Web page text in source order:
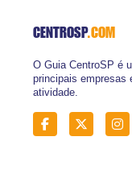
CENTROSP.COM
O Guia CentroSP é
principais empresas
atividade.